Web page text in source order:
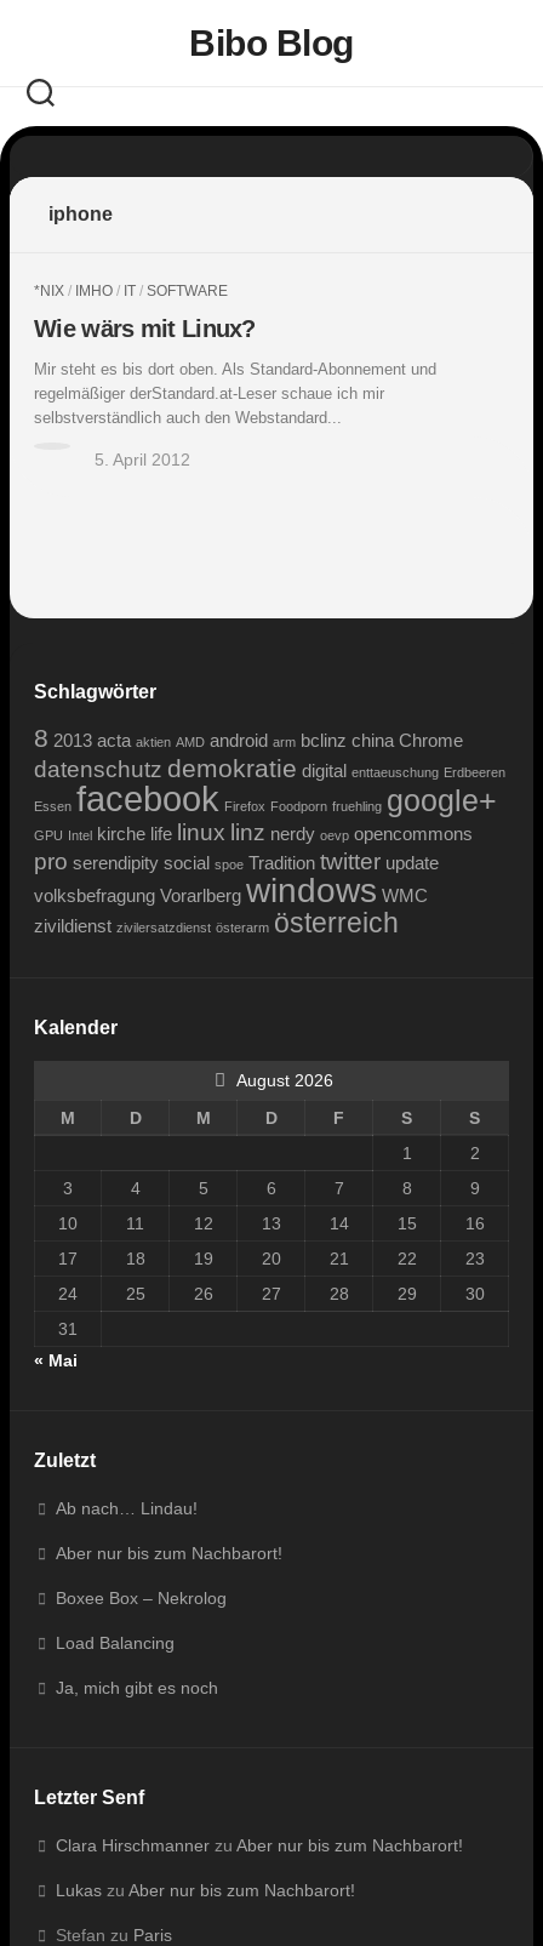
Bibo Blog
iphone
*NIX / IMHO / IT / SOFTWARE
Wie wärs mit Linux?
Mir steht es bis dort oben. Als Standard-Abonnement und
regelmäßiger derStandard.at-Leser schaue ich mir
selbstverständlich auch den Webstandard...
5. April 2012
Schlagwörter
8 2013 acta aktien AMD android arm bclinz china Chrome
datenschutz demokratie digital enttaeuschung Erdbeeren
Essen facebook Firefox Foodporn fruehling google+
GPU Intel kirche life linux linz nerdy oevp opencommons
pro serendipity social spoe Tradition twitter update
volksbefragung Vorarlberg windows WMC
zivildienst zivilersatzdienst österarm österreich
Kalender
August 2026
M
D M D F S
S
1
2
3
4 5 6 7 8
9
10
11 12 13 14 15
16
17
18 19 20 21 22
23
24
25 26 27 28 29
30
31
« Mai
Zuletzt
Ab nach… Lindau!
Aber nur bis zum Nachbarort!
Boxee Box – Nekrolog
Load Balancing
Ja, mich gibt es noch
Letzter Senf
Clara Hirschmanner zu Aber nur bis zum Nachbarort!
Lukas zu Aber nur bis zum Nachbarort!
Stefan zu Paris